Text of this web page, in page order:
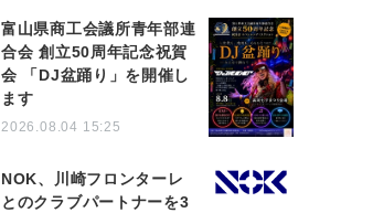
富山県商工会議所青年部連
合会 創立50周年記念祝賀
会 「DJ盆踊り」を開催し
ます
2026.08.04 15:25
NOK、川崎フロンターレ
とのクラブパートナーを3